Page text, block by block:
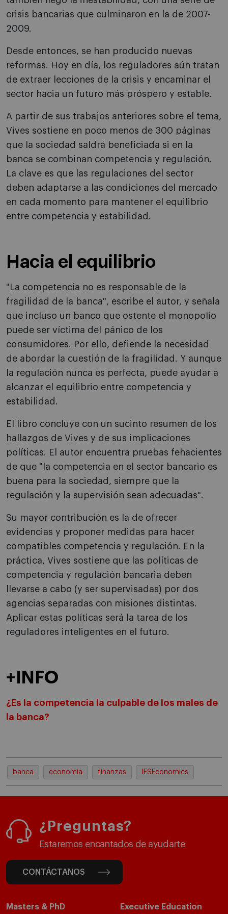
crisis bancarias que culminaron en la de 2007-
2009.
Desde entonces, se han producido nuevas
reformas. Hoy en día, los reguladores aún tratan
de extraer lecciones de la crisis y encaminar el
sector hacia un futuro más próspero y estable.
A partir de sus trabajos anteriores sobre el tema,
Vives sostiene en poco menos de 300 páginas
que la sociedad saldrá beneficiada si en la
banca se combinan competencia y regulación.
La clave es que las regulaciones del sector
deben adaptarse a las condiciones del mercado
en cada momento para mantener el equilibrio
entre competencia y estabilidad.
Hacia el equilibrio
"La competencia no es responsable de la
fragilidad de la banca", escribe el autor, y señala
que incluso un banco que ostente el monopolio
puede ser víctima del pánico de los
consumidores. Por ello, defiende la necesidad
de abordar la cuestión de la fragilidad. Y aunque
la regulación nunca es perfecta, puede ayudar a
alcanzar el equilibrio entre competencia y
estabilidad.
El libro concluye con un sucinto resumen de los
hallazgos de Vives y de sus implicaciones
políticas. El autor encuentra pruebas fehacientes
de que "la competencia en el sector bancario es
buena para la sociedad, siempre que la
regulación y la supervisión sean adecuadas".
Su mayor contribución es la de ofrecer
evidencias y proponer medidas para hacer
compatibles competencia y regulación. En la
práctica, Vives sostiene que las políticas de
competencia y regulación bancaria deben
llevarse a cabo (y ser supervisadas) por dos
agencias separadas con misiones distintas.
Aplicar estas políticas será la tarea de los
reguladores inteligentes en el futuro.
+INFO
¿Es la competencia la culpable de los males de
la banca?
banca economía finanzas IESEconomics
¿Preguntas?
Estaremos encantados de ayudarte
CONTÁCTANOS
Masters & PhD Executive Education